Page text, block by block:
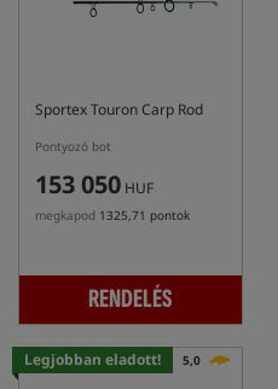
Sportex Touron Carp Rod
Pontyozó bot
153 050 HUF
megkapod 1325,71 pontok
RENDELÉS
Legjobban eladott! 5,0